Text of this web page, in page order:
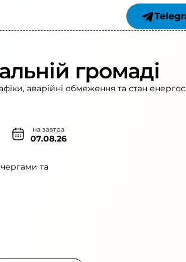
громаді
аварійні обмеження та стан
на завтра
07.08.26
та